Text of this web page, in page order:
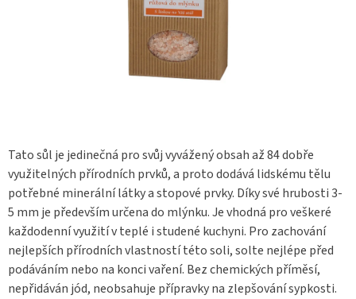
Tato sůl je jedinečná pro svůj vyvážený obsah až 84 dobře
využitelných přírodních prvků, a proto dodává lidskému tělu
potřebné minerální látky a stopové prvky. Díky své hrubosti 3-
5 mm je především určena do mlýnku. Je vhodná pro veškeré
každodenní využití v teplé i studené kuchyni. Pro zachování
nejlepších přírodních vlastností této soli, solte nejlépe před
podáváním nebo na konci vaření. Bez chemických příměsí,
nepřidáván jód, neobsahuje přípravky na zlepšování sypkosti.